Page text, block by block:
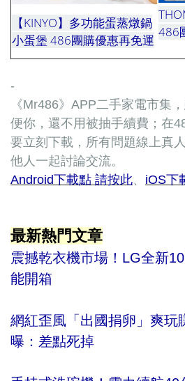
【KINYO】多功能蛋蒸燉鍋
小蛋堡 486團購優惠再免運
486
-
《Mr486》APP二手家電市集
便你，還不用被抽手續費；在
要立刻下載，所有問題線上真
他人一起討論交流。
Android下載點 請按此、 iOS下
最新熱門文章
震撼乾衣機市場！LG全新
能開箱
網紅歪風「出國捐卵」爽玩
曝：差點死掉